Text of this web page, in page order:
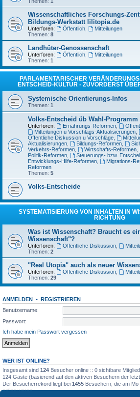
Wissenschaftliches Forschungs-
Bildungs-Werkstatt lilitopia.de
Unterforen: Öffentlich,
Mitteilungen
Themen: 8
Landhüter-Genossenschaft
Unterforen: Öffentlich,
Mitteilungen
Themen: 1
PARLAMENTARISCHER
ENTSCHEID-KULTUR - ZUVORDERST
Systemische Orientierungs-Infos
Themen: 1
Volks-Entscheid üb Wahl-Programm
Unterforen: Ernährungs-Reformen,
Mitteilungen u Vorschlags-Aktualisierungen,
Öffentliche Diskussion u Vorschläge
Aktualisierungen
Bildungs-Reformen,
Verkehrs-Reformen
Wirtschafts-Reformen,
Politik-Reformen
Steuerungs- bzw.
Entwicklungs-Hilfe-Reformen
Migrations-
Reformen
Themen: 5
Volks-Entscheide
SYSTEMATISIERUNG VON INHALTEN IN
RICHTUNG
Was ist Wissenschaft? Braucht es
Wissenschaft"?
Unterforen: Öffentliche Diskussion,
Themen: 2
"Real Utopia" auch als neuer
Unterforen: Öffentliche Diskussion,
Themen: 29
ANMELDEN • REGISTRIEREN
Benutzername:
Passwort:
Ich habe mein Passwort vergessen
WER IST ONLINE?
Insgesamt sind 124 Besucher online :: 0 sichtbare
124 Gäste (basierend auf den aktiven Besuchern der
Der Besucherrekord liegt bei 1455 Besuchern, die am
online waren.